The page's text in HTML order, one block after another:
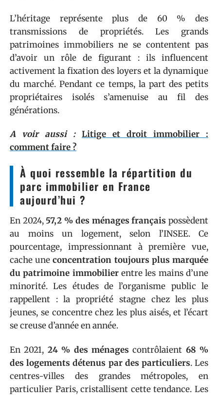
L’héritage représente plus de 60 % des
transmissions de propriétés. Les grands
patrimoines immobiliers ne se contentent pas
d’avoir un rôle de figurant : ils influencent
activement la fixation des loyers et la dynamique
du marché. Pendant ce temps, la part des petits
propriétaires isolés s’amenuise au fil des
générations.
A voir aussi : Litige et droit immobilier :
comment faire ?
À quoi ressemble la répartition du
parc immobilier en France
aujourd’hui ?
En 2024, 57,2 % des ménages français possèdent
au moins un logement, selon l’INSEE. Ce
pourcentage, impressionnant à première vue,
cache uneconcentration toujours plus marquée
du patrimoine immobilierentre les mains d’une
minorité. Les études de l’organisme public le
rappellent : la propriété stagne chez les plus
jeunes, se concentre chez les plus aisés, et l’écart
se creuse d’année en année.
En 2021, 24 % des ménages contrôlaient 68 %
des logements détenus par des particuliers. Les
centres-villes des grandes métropoles, en
particulier Paris, cristallisent cette tendance. Les